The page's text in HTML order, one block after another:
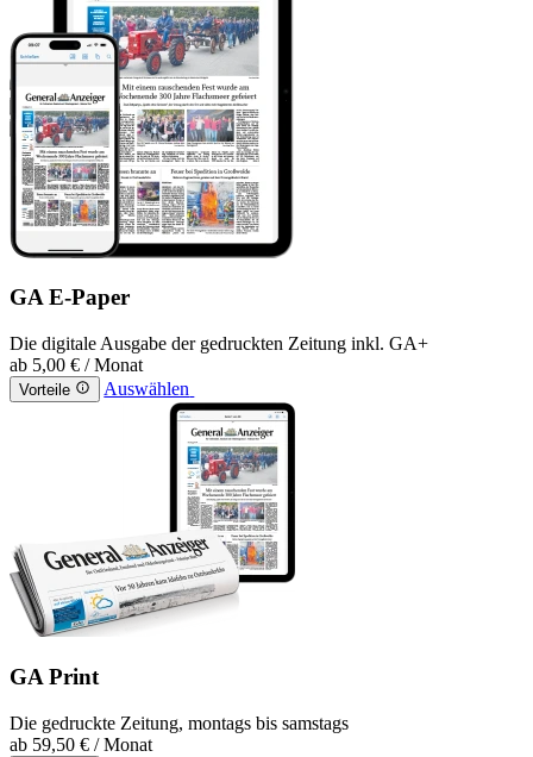
GA E-Paper
Die digitale Ausgabe der gedruckten Zeitung inkl. GA+
ab 5,00 € / Monat
Vorteile Auswählen
GA Print
Die gedruckte Zeitung, montags bis samstags
ab 59,50 € / Monat